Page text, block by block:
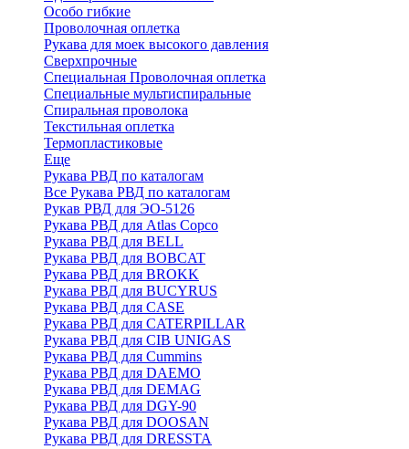
Особо гибкие
Проволочная оплетка
Рукава для моек высокого давления
Сверхпрочные
Специальная Проволочная оплетка
Специальные мультиспиральные
Спиральная проволока
Текстильная оплетка
Термопластиковые
Еще
Рукава РВД по каталогам
Все Рукава РВД по каталогам
Рукав РВД для ЭО-5126
Рукава РВД для Atlas Copco
Рукава РВД для BELL
Рукава РВД для BOBCAT
Рукава РВД для BROKK
Рукава РВД для BUCYRUS
Рукава РВД для CASE
Рукава РВД для CATERPILLAR
Рукава РВД для CIB UNIGAS
Рукава РВД для Cummins
Рукава РВД для DAEMO
Рукава РВД для DEMAG
Рукава РВД для DGY-90
Рукава РВД для DOOSAN
Рукава РВД для DRESSTA